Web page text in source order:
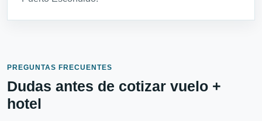
PREGUNTAS FRECUENTES
Dudas antes de cotizar vuelo +
hotel